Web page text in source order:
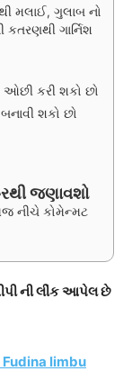
મલાઈ, ગુલાબ નો
કતરણથી ગાર્નિશ
ઓછી કરી શકો છો
શકો છો
જણાવશો
નીચે કોમેન્મટ
ની લીંક આપેલ છે
Fudina limbu